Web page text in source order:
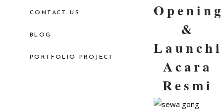
CONTACT US
BLOG
PORTFOLIO PROJECT
&
Acara
Resmi